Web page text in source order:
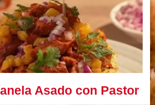
Asado con Pastor